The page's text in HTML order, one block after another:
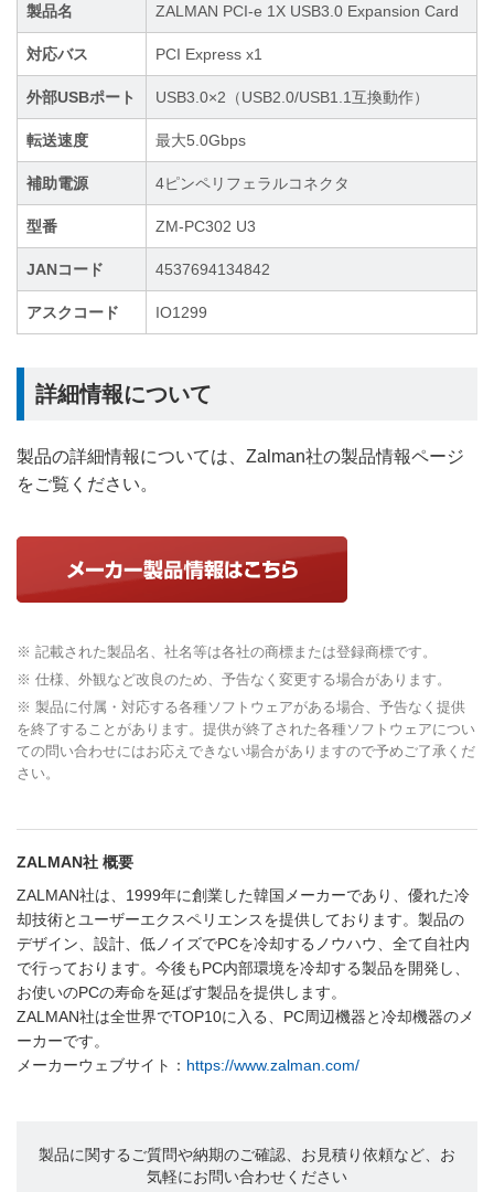
製品名 ZALMAN PCI-e 1X USB3.0 Expansion Card
対応バス PCI Express x1
外部USBポート USB3.0×2（USB2.0/USB1.1互換動作）
転送速度 最大5.0Gbps
補助電源 4ピンペリフェラルコネクタ
型番 ZM-PC302 U3
JANコード 4537694134842
アスクコード IO1299
詳細情報について
製品の詳細情報については、Zalman社の製品情報ページ
をご覧ください。
※ 記載された製品名、社名等は各社の商標または登録商標です。
※ 仕様、外観など改良のため、予告なく変更する場合があります。
※ 製品に付属・対応する各種ソフトウェアがある場合、予告なく提供
を終了することがあります。提供が終了された各種ソフトウェアについ
ての問い合わせにはお応えできない場合がありますので予めご了承くだ
さい。
ZALMAN社 概要
ZALMAN社は、1999年に創業した韓国メーカーであり、優れた冷
却技術とユーザーエクスペリエンスを提供しております。製品の
デザイン、設計、低ノイズでPCを冷却するノウハウ、全て自社内
で行っております。今後もPC内部環境を冷却する製品を開発し、
お使いのPCの寿命を延ばす製品を提供します。
ZALMAN社は全世界でTOP10に入る、PC周辺機器と冷却機器のメ
ーカーです。
メーカーウェブサイト： https://www.zalman.com/
製品に関するご質問や納期のご確認、お見積り依頼など、お
気軽にお問い合わせください